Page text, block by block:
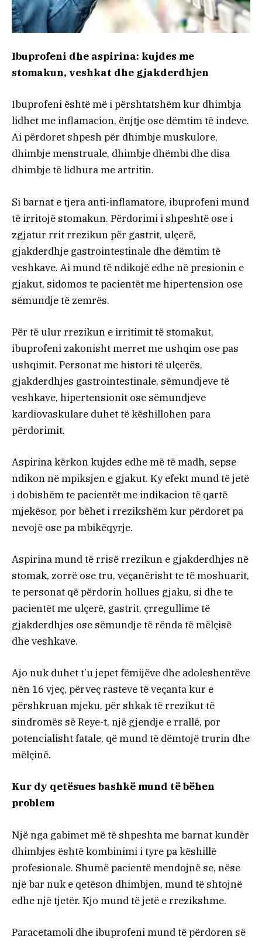
Ibuprofeni dhe aspirina: kujdes me
stomakun, veshkat dhe gjakderdhjen
Ibuprofeni është më i përshtatshëm kur dhimbja
lidhet me inflamacion, ënjtje ose dëmtim të indeve.
Ai përdoret shpesh për dhimbje muskulore,
dhimbje menstruale, dhimbje dhëmbi dhe disa
dhimbje të lidhura me artritin.
Si barnat e tjera anti-inflamatore, ibuprofeni mund
të irritojë stomakun. Përdorimi i shpeshtë ose i
zgjatur rrit rrezikun për gastrit, ulçerë,
gjakderdhje gastrointestinale dhe dëmtim të
veshkave. Ai mund të ndikojë edhe në presionin e
gjakut, sidomos te pacientët me hipertension ose
sëmundje të zemrës.
Për të ulur rrezikun e irritimit të stomakut,
ibuprofeni zakonisht merret me ushqim ose pas
ushqimit. Personat me histori të ulçerës,
gjakderdhjes gastrointestinale, sëmundjeve të
veshkave, hipertensionit ose sëmundjeve
kardiovaskulare duhet të këshillohen para
përdorimit.
Aspirina kërkon kujdes edhe më të madh, sepse
ndikon në mpiksjen e gjakut. Ky efekt mund të jetë
i dobishëm te pacientët me indikacion të qartë
mjekësor, por bëhet i rrezikshëm kur përdoret pa
nevojë ose pa mbikëqyrje.
Aspirina mund të rrisë rrezikun e gjakderdhjes në
stomak, zorrë ose tru, veçanërisht te të moshuarit,
te personat që përdorin hollues gjaku, si dhe te
pacientët me ulçerë, gastrit, çrregullime të
gjakderdhjes ose sëmundje të rënda të mëlçisë
dhe veshkave.
Ajo nuk duhet t’u jepet fëmijëve dhe adoleshentëve
nën 16 vjeç, përveç rasteve të veçanta kur e
përshkruan mjeku, për shkak të rrezikut të
sindromës së Reye-t, një gjendje e rrallë, por
potencialisht fatale, që mund të dëmtojë trurin dhe
mëlçinë.
Kur dy qetësues bashkë mund të bëhen
problem
Një nga gabimet më të shpeshta me barnat kundër
dhimbjes është kombinimi i tyre pa këshillë
profesionale. Shumë pacientë mendojnë se, nëse
një bar nuk e qetëson dhimbjen, mund të shtojnë
edhe një tjetër. Kjo mund të jetë e rrezikshme.
Paracetamoli dhe ibuprofeni mund të përdoren së